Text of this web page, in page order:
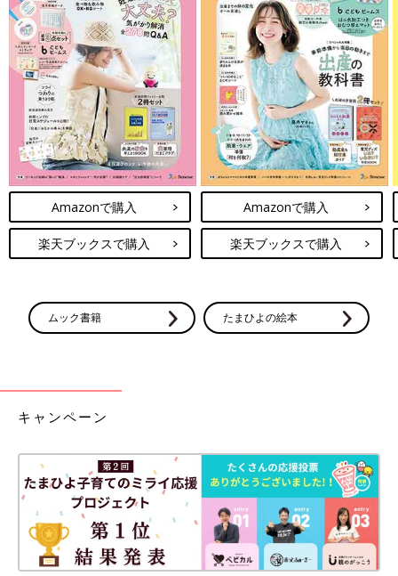
Amazonで購入
楽天ブックスで購入
Amazonで購入
楽天ブックスで購入
ムック書籍 たまひよの絵本
キャンペーン